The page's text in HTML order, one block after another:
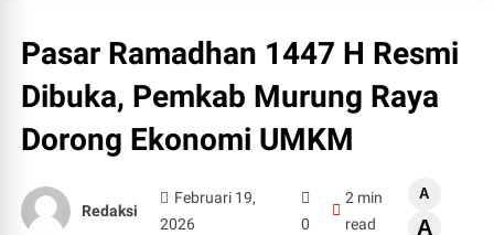
Pasar Ramadhan 1447 H Resmi
Dibuka, Pemkab Murung Raya
Dorong Ekonomi UMKM
Redaksi
Februari 19,
2026
0
2 min
read
A
A